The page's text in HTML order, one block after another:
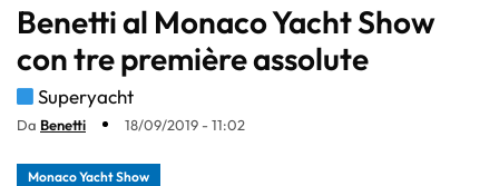
Benetti al Monaco Yacht Show
con tre première assolute
Superyacht
Da Benetti 18/09/2019 - 11:02
Monaco Yacht Show